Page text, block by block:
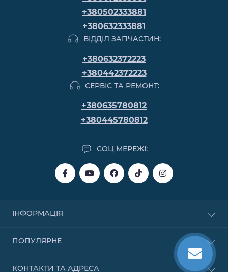
+380502333881
+380632333881
ВІДДІЛ ЗАПЧАСТИН:
+380632372223
+380442372223
СЕРВІС ТА РЕМОНТ:
+380635780812
+380445780812
СОЦ МЕРЕЖІ:
ІНФОРМАЦІЯ
Купівля в розстрочку
ПОПУЛЯРНЕ
КОНТАКТИ ТА АДРЕСА